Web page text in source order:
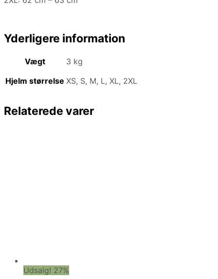
Yderligere information
Vægt
3 kg
Hjelm størrelse XS, S, M, L, XL, 2XL
Relaterede varer
Udsalg! 27%